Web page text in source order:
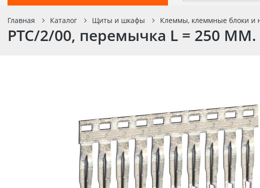
Главная Каталог Щиты и шкафы Клеммы, клеммные блоки и
PTC/2/00, перемычка L = 250 MM.